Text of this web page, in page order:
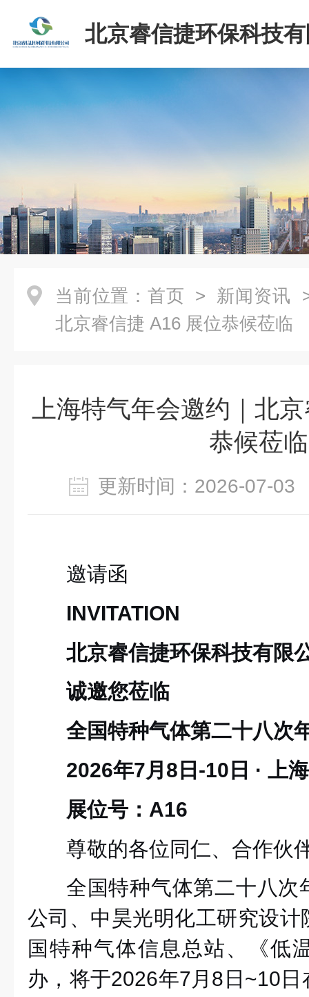
北京睿信捷环保科技
当前位置： 首页 > 新闻资讯
北京睿信捷 A16 展位恭候莅临
上海特气年会邀约｜北
恭候莅临
更新时间：2026-07-
邀请函
INVITATION
北京睿信捷环保科技有限
诚邀您莅临
全国特种气体第二十八次
2026年7月8日-10日 · 上
展位号：A16
尊敬的各位同仁、合作伙
全国特种气体第二十八次
公司、中昊光明化工研究设
国特种气体信息总站、《低
办，将于2026年7月8日~10